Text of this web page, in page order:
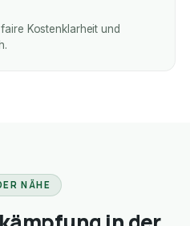
Kostenklarheit und
NÄHE